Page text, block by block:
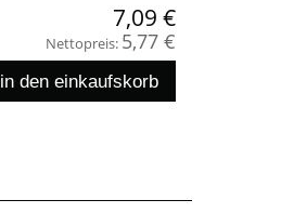
7,09 €
Nettopreis: 5,77 €
in den einkaufskorb